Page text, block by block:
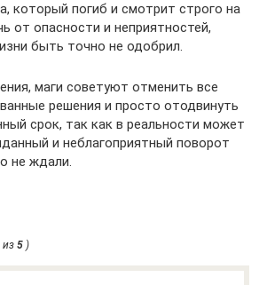
который погиб и смотрит строго на
от опасности и неприятностей,
быть точно не одобрил.
маги советуют отменить все
решения и просто отодвинуть
срок, так как в реальности может
и неблагоприятный поворот
не ждали.
из 5 )